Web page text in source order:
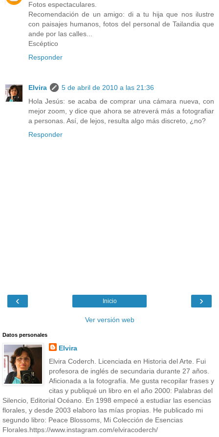
Fotos espectaculares.
Recomendación de un amigo: di a tu hija que nos ilustre
con paisajes humanos, fotos del personal de Tailandia que
ande por las calles...
Escéptico
Responder
Elvira
5 de abril de 2010 a las 21:36
Hola Jesús: se acaba de comprar una cámara nueva, con
mejor zoom, y dice que ahora se atreverá más a fotografiar
a personas. Así, de lejos, resulta algo más discreto, ¿no?
Responder
‹ ›
Inicio
Ver versión web
Datos personales
Elvira
Elvira Coderch. Licenciada en Historia del Arte. Fui
profesora de inglés de secundaria durante 27 años.
Aficionada a la fotografía. Me gusta recopilar frases y
citas y publiqué un libro en el año 2000: Palabras del
Silencio, Editorial Océano. En 1998 empecé a estudiar las esencias
florales, y desde 2003 elaboro las mías propias. He publicado mi
segundo libro: Peace Blossoms, Mi Colección de Esencias
Florales.https://www.instagram.com/elviracoderch/